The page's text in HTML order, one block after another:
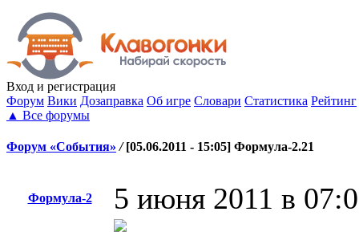
Вход и регистрация
Форум Вики Дозаправка Об игре Словари Статистика Рейтинг
▲ Все форумы
Форум «События» / [05.06.2011 - 15:05] Формула-2.21
Формула-2 5 июня 2011 в